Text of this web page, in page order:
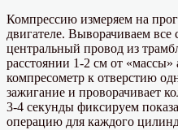
Компрессию измеряем на
двигателе. Выворачиваем
центральный провод из
расстоянии 1-2 см от
компресометр к отверстию
зажигание и проворачивает
3-4 секунды фиксируем
операцию для каждого